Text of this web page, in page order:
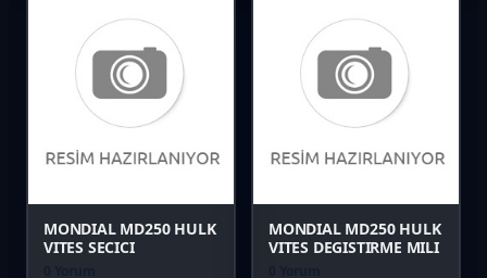
Favori
Karşılaştır
MONDIAL MD250 HULK
VITES SECICI
Favori
Karşılaştır
MONDIAL MD250 HULK
VITES DEGISTIRME MILI